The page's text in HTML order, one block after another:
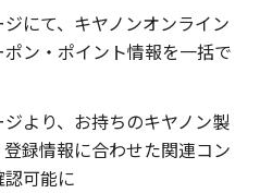
にて、キヤノンオンライン
ン・ポイント情報を一括で
より、お持ちのキヤノン製
録情報に合わせた関連コン
可能に